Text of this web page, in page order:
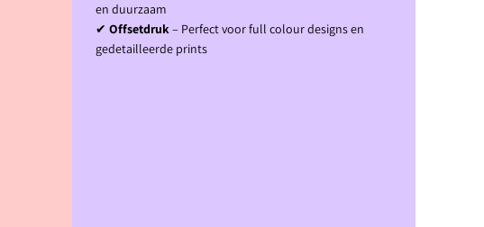
en duurzaam
✔ Offsetdruk– Perfect voor full colour designs en
gedetailleerde prints